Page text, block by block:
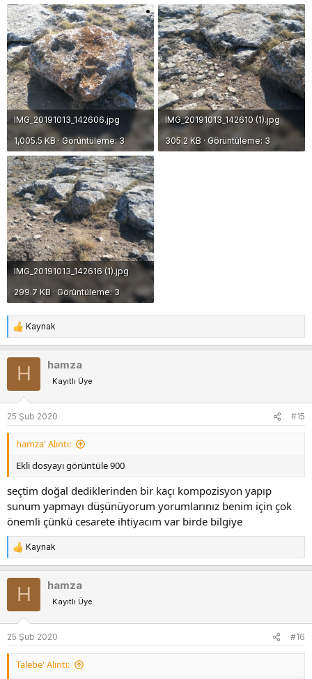
IMG_20191013_142606.jpg
1,005.5 KB · Görüntüleme: 3
IMG_20191013_142610 (1).jpg
305.2 KB · Görüntüleme: 3
IMG_20191013_142616 (1).jpg
299.7 KB · Görüntüleme: 3
T
e
p
l
e
r
:
Kaynak
H hamza
Kayıtlı Üye
25 Şub 2020 #15
hamza' Alıntı:
Ekli dosyayı görüntüle 900
seçtim doğal dediklerinden bir kaçı kompozisyon yapıp
sunum yapmayı düşünüyorum yorumlarınız benim için çok
önemli çünkü cesarete ihtiyacım var birde bilgiye
T
e
p
l
e
r
:
Kaynak
H hamza
Kayıtlı Üye
25 Şub 2020 #16
Talebe' Alıntı: